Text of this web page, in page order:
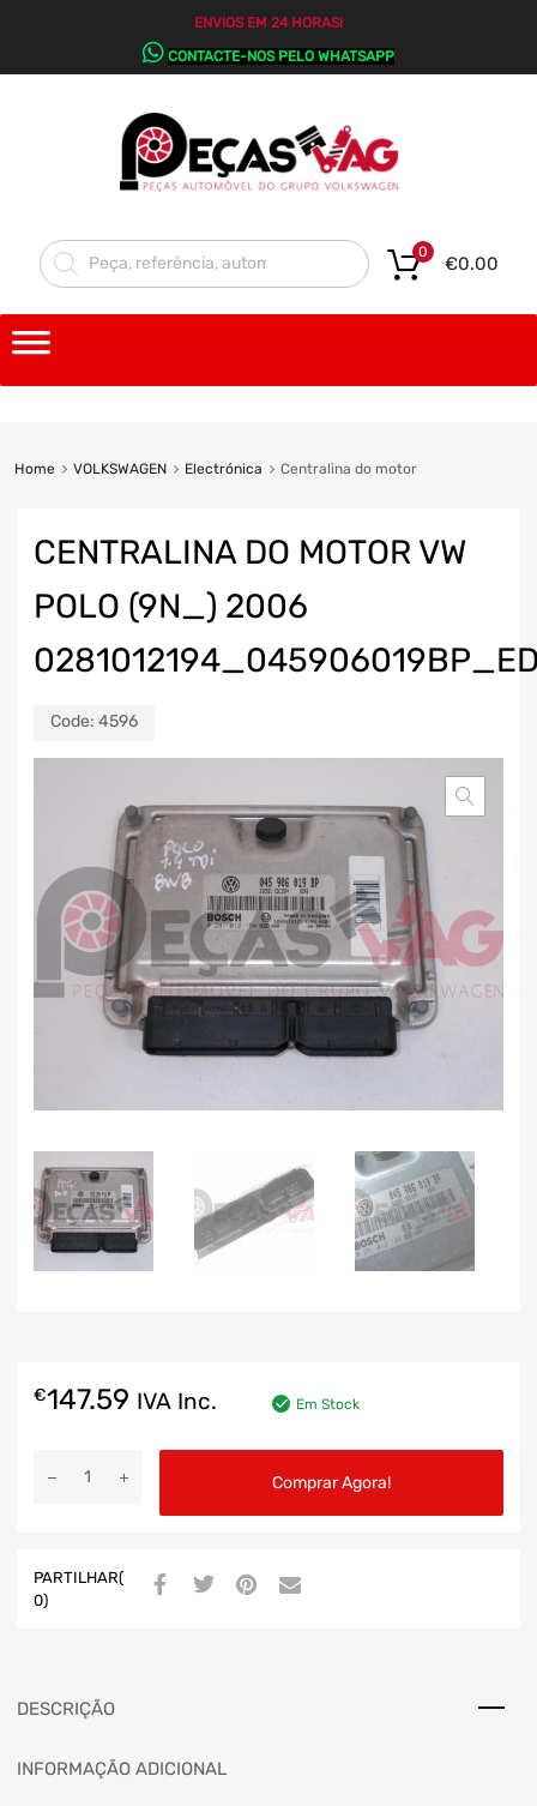
ENVIOS EM 24 HORAS!
CONTACTE-NOS PELO WHATSAPP
€0.00
0
Home VOLKSWAGEN Electrónica Centralina do motor
CENTRALINA DO MOTOR VW
POLO (9N_) 2006
Code: 4596
€147.59 IVA Inc. Em Stock
Comprar Agora!
PARTILHAR(
0)
DESCRIÇÃO
INFORMAÇÃO ADICIONAL